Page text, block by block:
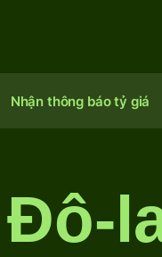
Nhận thông báo tỷ giá